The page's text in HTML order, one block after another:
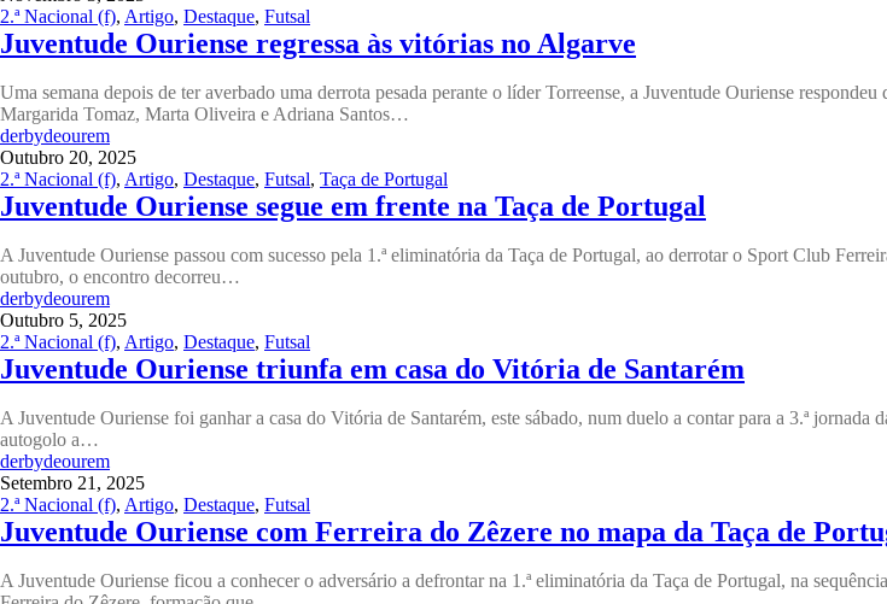
2.ª Nacional (f), Artigo, Destaque, Futsal
Juventude Ouriense regressa às vitórias no Algarve
Uma semana depois de ter averbado uma derrota pesada perante o líder Torreense, a Juventude Ouriense
Margarida Tomaz, Marta Oliveira e Adriana Santos…
derbydeourem
Outubro 20, 2025
2.ª Nacional (f), Artigo, Destaque, Futsal, Taça de Portugal
Juventude Ouriense segue em frente na Taça de Portugal
A Juventude Ouriense passou com sucesso pela 1.ª eliminatória da Taça de Portugal, ao derrotar o Sport Club
outubro, o encontro decorreu…
derbydeourem
Outubro 5, 2025
2.ª Nacional (f), Artigo, Destaque, Futsal
Juventude Ouriense triunfa em casa do Vitória de Santarém
A Juventude Ouriense foi ganhar a casa do Vitória de Santarém, este sábado, num duelo a contar para a 3.ª
autogolo a…
derbydeourem
Setembro 21, 2025
2.ª Nacional (f), Artigo, Destaque, Futsal
Juventude Ouriense com Ferreira do Zêzere no mapa da Taça de
A Juventude Ouriense ficou a conhecer o adversário a defrontar na 1.ª eliminatória da Taça de Portugal, na